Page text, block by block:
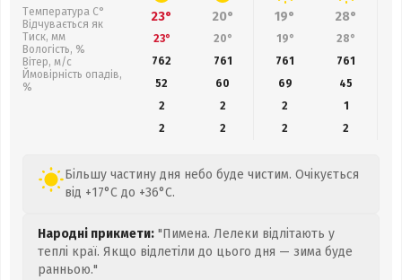
Температура С°
Відчувається як
Тиск, мм
Вологість, %
Вітер, м/с
Ймовірність опадів,
%
23° 20° 19° 28°
23° 20° 19° 28°
762
761 761 761
52
60 69 45
2
2 2
1
2
2 2 2
Більшу частину дня небо буде чистим. Очікується
від +17°C до +36°C.
Народні прикмети: "Пимена. Лелеки відлітають у
теплі краї. Якщо відлетіли до цього дня — зима буде
ранньою."